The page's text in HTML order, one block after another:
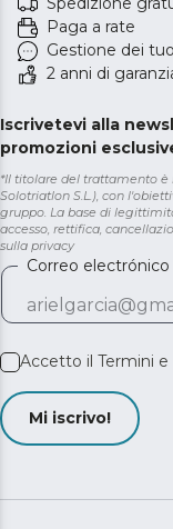
Paga a rate
Gestione dei
2 anni di
Iscrivetevi alla
promozioni
*Il titolare del trattamento è
Solotriatlon S.L.), con
gruppo. La base di
accesso, rettifica,
sulla privacy
Correo electrónico
Accetto il Termini
Mi iscrivo!